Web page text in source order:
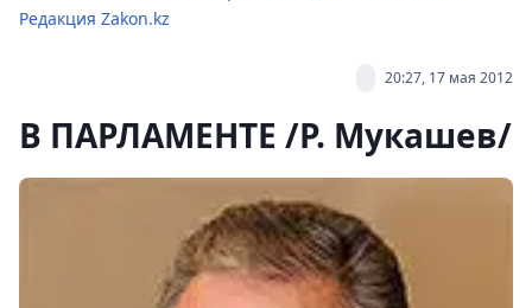
Редакция Zakon.kz
20:27, 17 мая 2012
В ПАРЛАМЕНТЕ /Р. Мукашев/